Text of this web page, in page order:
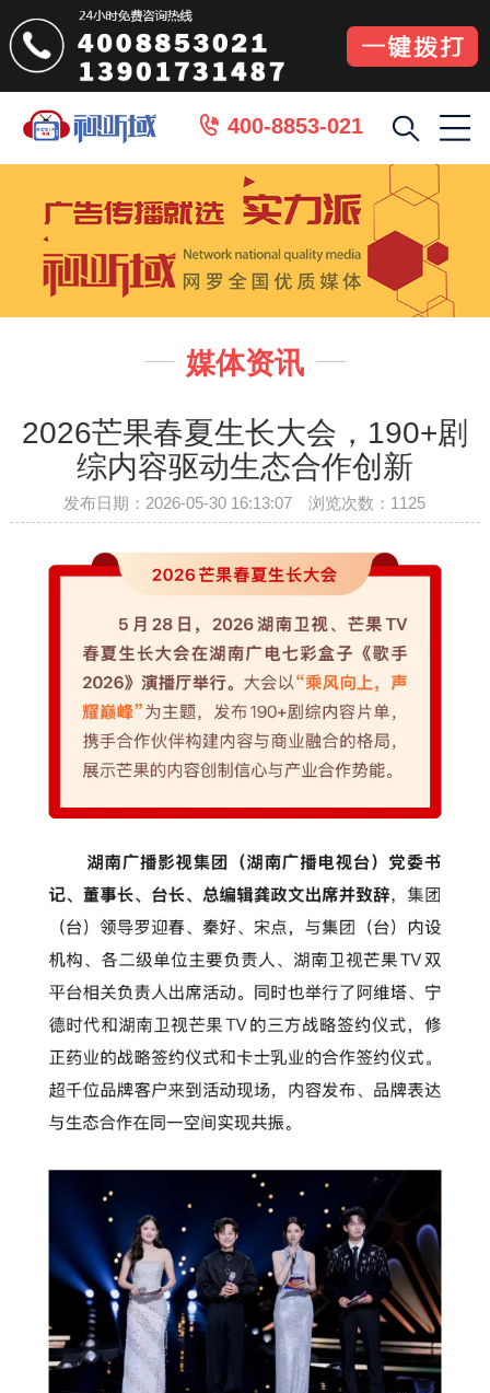
 400-8853-021
 媒体资讯 
2026芒果春夏生长大会，190+剧
综内容驱动生态合作创新
发布日期：2026-05-30 16:13:07 浏览次数： 1125